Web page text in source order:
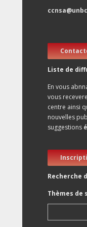
Liste de
En vous
vous
centre ainsi
nouvelles
suggestions
Recherche
Thèmes de